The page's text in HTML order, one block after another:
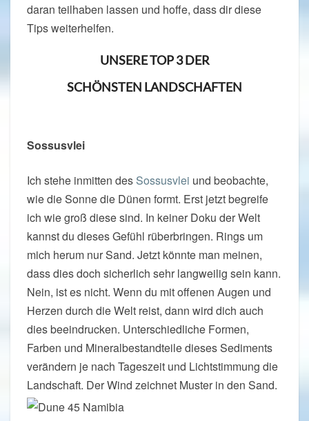
daran teilhaben lassen und hoffe, dass dir diese
Tips weiterhelfen.
UNSERE TOP 3 DER
SCHÖNSTEN LANDSCHAFTEN
Sossusvlei
Ich stehe inmitten des Sossusvlei und beobachte,
wie die Sonne die Dünen formt. Erst jetzt begreife
ich wie groß diese sind. In keiner Doku der Welt
kannst du dieses Gefühl rüberbringen. Rings um
mich herum nur Sand. Jetzt könnte man meinen,
dass dies doch sicherlich sehr langweilig sein kann.
Nein, ist es nicht. Wenn du mit offenen Augen und
Herzen durch die Welt reist, dann wird dich auch
dies beeindrucken. Unterschiedliche Formen,
Farben und Mineralbestandteile dieses Sediments
verändern je nach Tageszeit und Lichtstimmung die
Landschaft. Der Wind zeichnet Muster in den Sand.